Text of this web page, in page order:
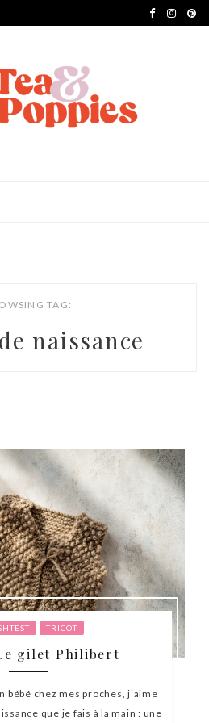
TAG:
naissance
TRICOT
gilet Philibert
bébé chez mes proches, j’aime
que je fais à la main : une